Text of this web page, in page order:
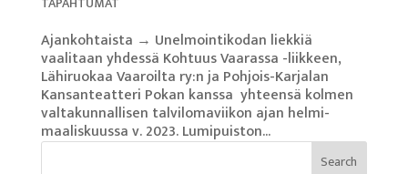
Ajankohtaista → Unelmointikodan liekkiä
vaalitaan yhdessä Kohtuus Vaarassa -liikkeen,
Lähiruokaa Vaaroilta ry:n ja Pohjois-Karjalan
Kansanteatteri Pokan kanssa yhteensä kolmen
valtakunnallisen talvilomaviikon ajan helmi-
maaliskuussa v. 2023. Lumipuiston...
Search